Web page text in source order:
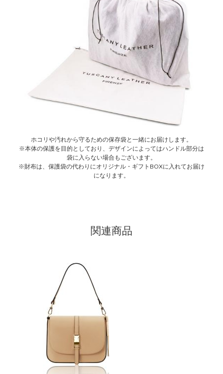
ホコリや汚れから守るための保存袋と一緒にお届けします。
※本体の保護を目的としており、デザインによってはハンドル部分は
袋に入らない場合もございます。
※財布は、保護袋の代わりにオリジナル・ギフトBOXに入れてお届け
になります。
関連商品
こ
の